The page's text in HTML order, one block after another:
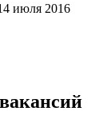
июля 2016